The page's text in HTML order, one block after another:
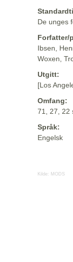
De unges
Forfatter/
Ibsen,
Woxen,
Utgitt:
[Los
Omfang:
71, 27, 22
Språk:
Engelsk
Kilde: MODS